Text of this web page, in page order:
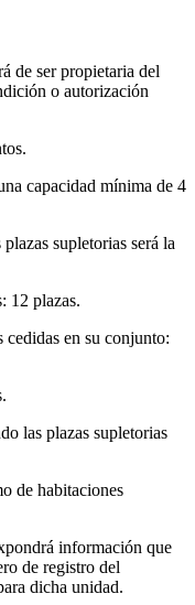
de ser propietaria del
o autorización
capacidad mínima de 4
supletorias será la
12 plazas.
en su conjunto:
las plazas supletorias
de habitaciones
información que
de registro del
dicha unidad.